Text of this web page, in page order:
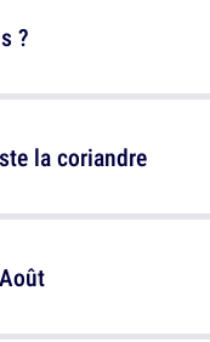
la coriandre
?